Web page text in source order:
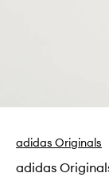
adidas Originals
adidas